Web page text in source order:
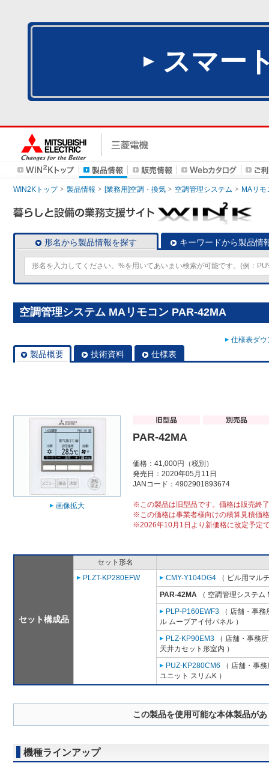
スマー
WIN2Kトップ 製品情報 [業務用]空調・換気 空調管理システム MAリモ
形名から製品情報を探す キーワードから製品情
空調管理システム MAリモコン PAR-42MA
仕様表ダ
製品概要 技術資料 仕様表
画像拡大
PAR-42MA
価格：41,000円（税別）
発売日：2020年05月11日
JANコード：4902901893674
※この製品は旧型品です。価格は販売終
※この価格は事業者様向けの積算見積価
※2026年10月1日より新価格に改定予定
セット構成品
セット形名
PLZT-KP280EFW
CMY-Y104DG4 （ ビル用マル
PAR-42MA （ 空調管理システム
PLP-P160EWF3 （ 店舗・事
ル ムーブアイ付パネル ）
PLZ-KP90EM3 （ 店舗・事務
天井カセット形室内 ）
PUZ-KP280CM6 （ 店舗・事
ユニット スリムK ）
この製品を使用可能な本体製品が
機種ラインアップ